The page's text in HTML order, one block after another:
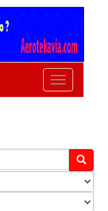
Ubah
navigasi